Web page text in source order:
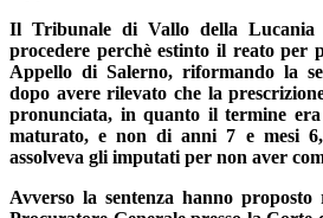
Il Tribunale di Vallo della Lucania
procedere perchè estinto il reato per
Appello di Salerno, riformando la
dopo avere rilevato che la
pronunciata, in quanto il termine
maturato, e non di anni 7 e mesi
assolveva gli imputati per non aver
Avverso la sentenza hanno proposto